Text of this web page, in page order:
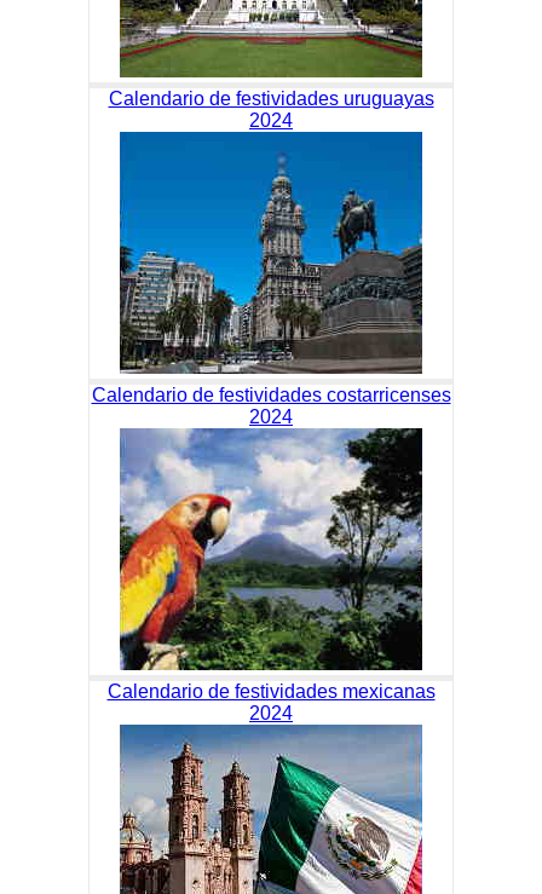
Calendario de festividades uruguayas
2024
Calendario de festividades costarricenses
2024
Calendario de festividades mexicanas
2024